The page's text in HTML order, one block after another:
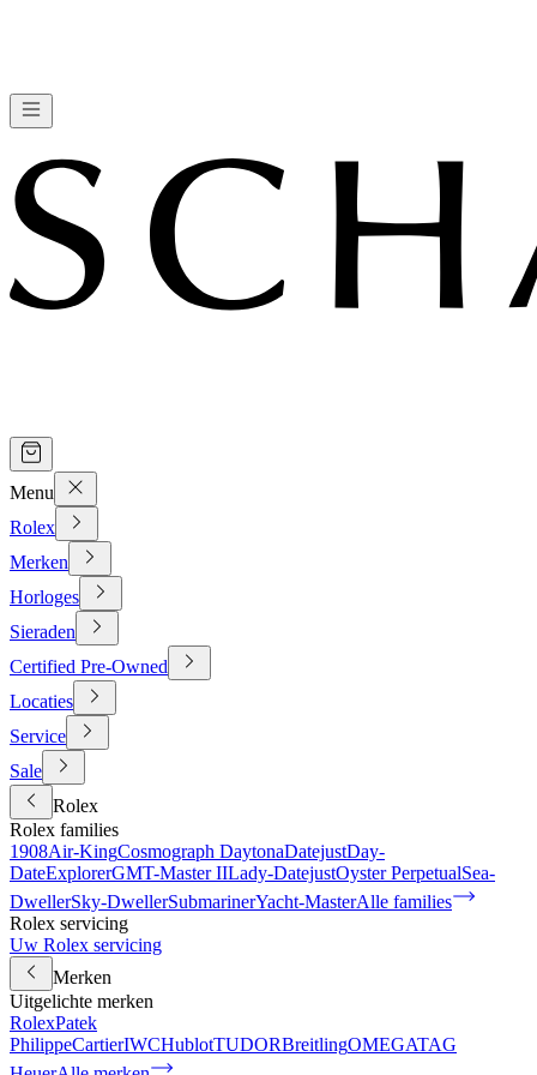
Menu
Rolex
Merken
Horloges
Sieraden
Certified Pre-Owned
Locaties
Service
Sale
Rolex
Rolex families
1908Air-KingCosmograph DaytonaDatejustDay-
DateExplorerGMT-Master IILady-DatejustOyster PerpetualSea-
DwellerSky-DwellerSubmarinerYacht-MasterAlle families
Rolex servicing
Uw Rolex servicing
Merken
Uitgelichte merken
RolexPatek
PhilippeCartierIWCHublotTUDORBreitlingOMEGATAG